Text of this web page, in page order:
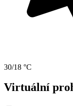
30/18 °C
Virtuální